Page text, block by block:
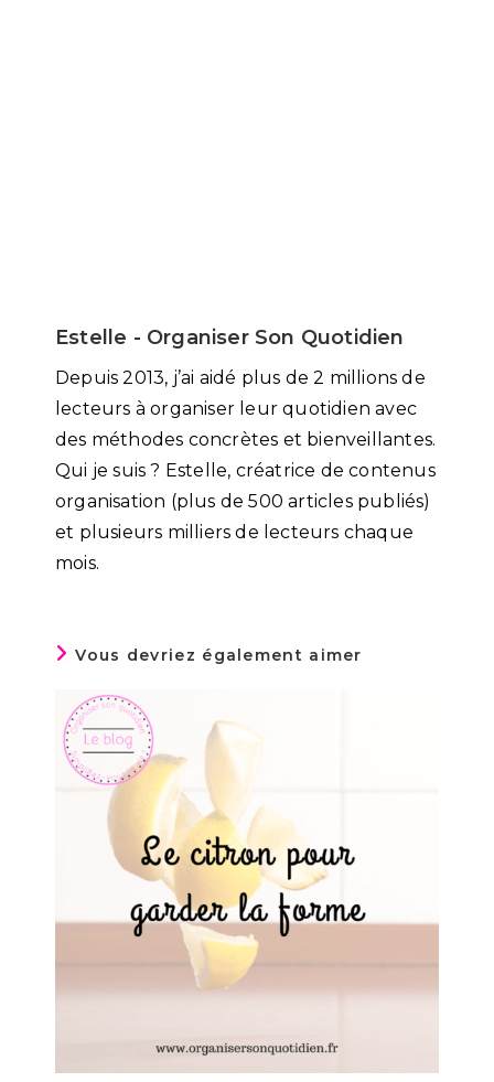
Estelle - Organiser Son Quotidien
Depuis 2013, j’ai aidé plus de 2 millions de
lecteurs à organiser leur quotidien avec
des méthodes concrètes et bienveillantes.
Qui je suis ? Estelle, créatrice de contenus
organisation (plus de 500 articles publiés)
et plusieurs milliers de lecteurs chaque
mois.
Vous devriez également aimer